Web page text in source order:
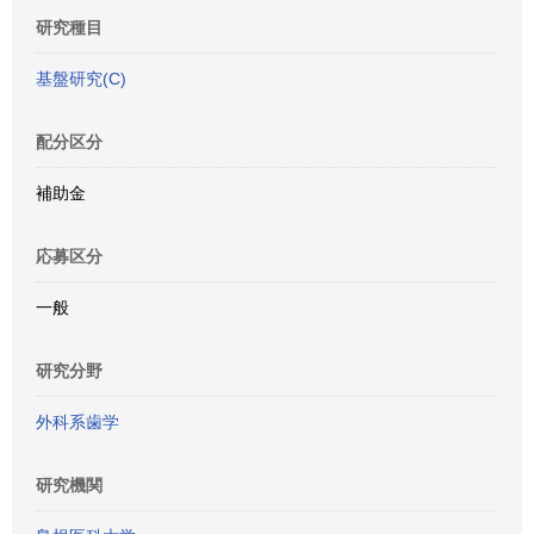
研究種目
基盤研究(C)
配分区分
補助金
応募区分
一般
研究分野
外科系歯学
研究機関